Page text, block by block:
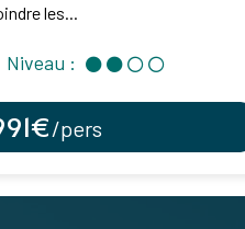
les...
Niveau :
/pers